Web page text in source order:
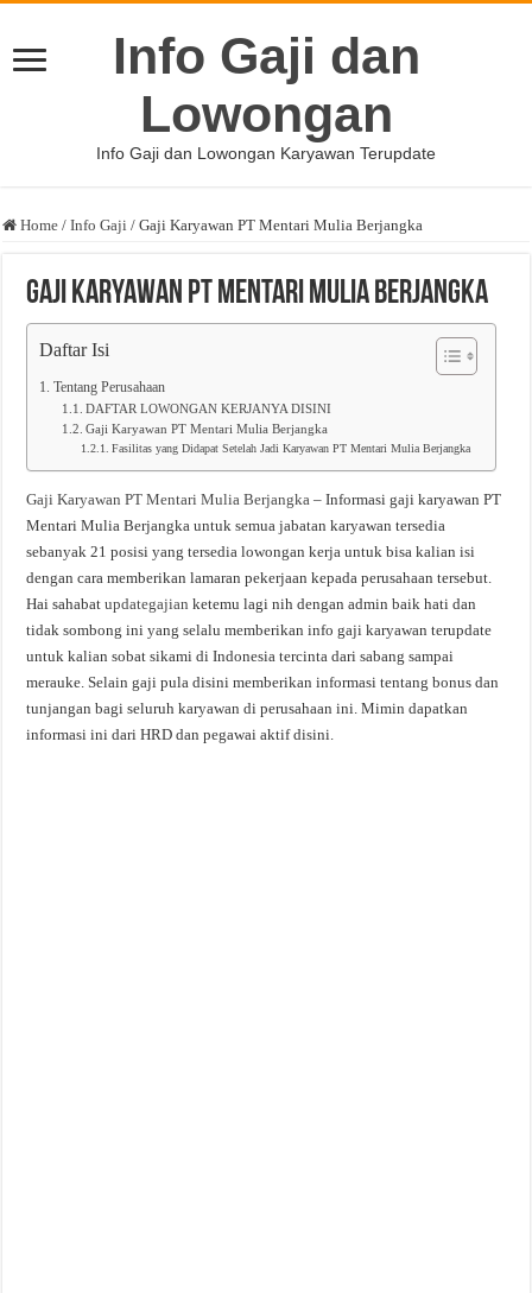
Info Gaji dan
Lowongan
Info Gaji dan Lowongan Karyawan Terupdate
Home / Info Gaji / Gaji Karyawan PT Mentari Mulia Berjangka
Gaji Karyawan PT Mentari Mulia Berjangka
Daftar Isi
Tentang Perusahaan
DAFTAR LOWONGAN KERJANYA DISINI
Gaji Karyawan PT Mentari Mulia Berjangka
Fasilitas yang Didapat Setelah Jadi Karyawan PT Mentari Mulia Berjangka
Gaji Karyawan PT Mentari Mulia Berjangka – Informasi gaji karyawan PT
Mentari Mulia Berjangka untuk semua jabatan karyawan tersedia
sebanyak 21 posisi yang tersedia lowongan kerja untuk bisa kalian isi
dengan cara memberikan lamaran pekerjaan kepada perusahaan tersebut.
Hai sahabatupdategajian ketemu lagi nih dengan admin baik hati dan
tidak sombong ini yang selalu memberikan info gaji karyawan terupdate
untuk kalian sobat sikami di Indonesia tercinta dari sabang sampai
merauke. Selain gaji pula disini memberikan informasi tentang bonus dan
tunjangan bagi seluruh karyawan di perusahaan ini. Mimin dapatkan
informasi ini dari HRD dan pegawai aktif disini.